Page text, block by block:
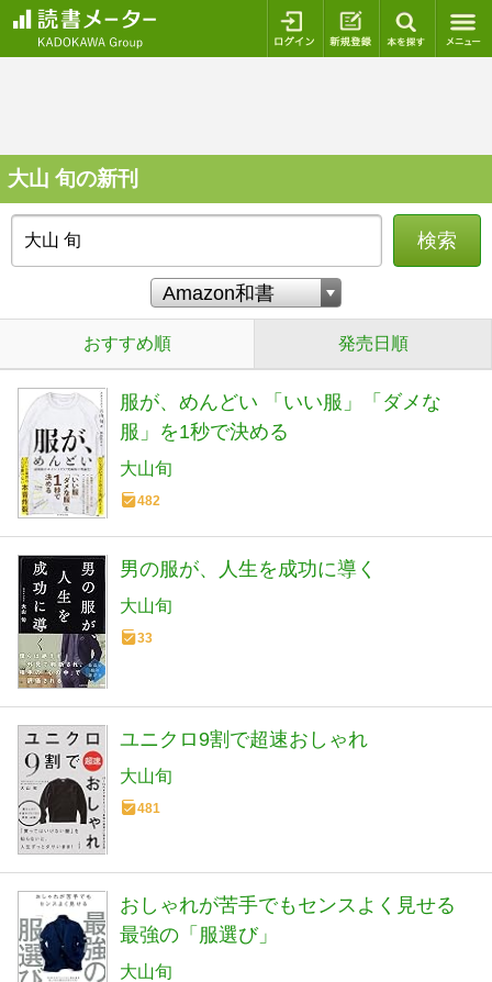
ログイン 新規登録
大山 旬の新刊
検索
おすすめ順 発売日順
服が、めんどい 「いい服」「ダメな
服」を1秒で決める
大山旬
482
男の服が、人生を成功に導く
大山旬
33
ユニクロ9割で超速おしゃれ
大山旬
481
おしゃれが苦手でもセンスよく見せる
最強の「服選び」
大山旬